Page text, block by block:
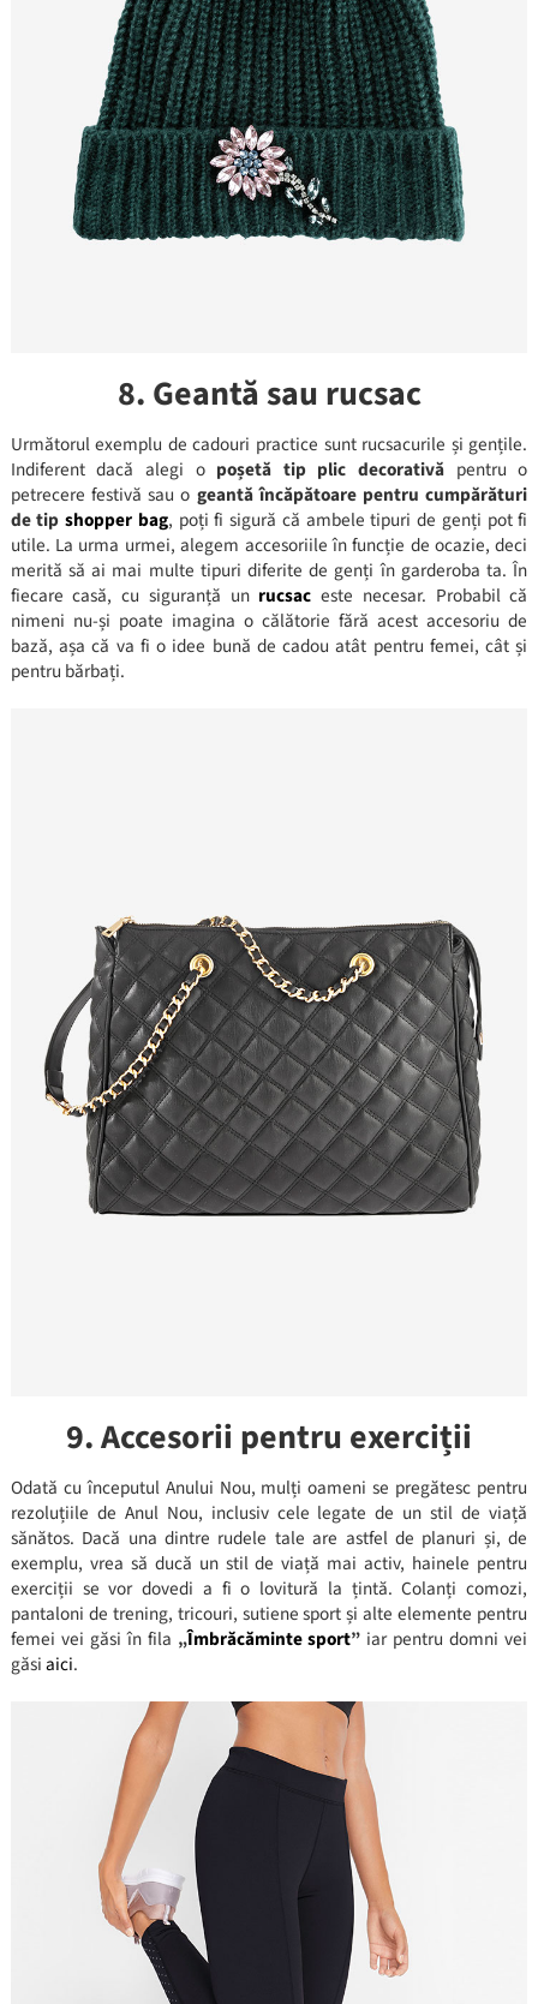
8. Geantă sau rucsac
Următorul exemplu de cadouri practice sunt rucsacurile și gențile.
Indiferent dacă alegi o poșetă tip plic decorativă pentru o
petrecere festivă sau o geantă încăpătoare pentru cumpărături
de tipshopper bag, poți fi sigură că ambele tipuri de genți pot fi
utile. La urma urmei, alegem accesoriile în funcție de ocazie, deci
merită să ai mai multe tipuri diferite de genți în garderoba ta. În
fiecare casă, cu siguranță un rucsac este necesar. Probabil că
nimeni nu-și poate imagina o călătorie fără acest accesoriu de
bază, așa că va fi o idee bună de cadou atât pentru femei, cât și
pentru bărbați.
9. Accesorii pentru exerciții
Odată cu începutul Anului Nou, mulți oameni se pregătesc pentru
rezoluțiile de Anul Nou, inclusiv cele legate de un stil de viață
sănătos. Dacă una dintre rudele tale are astfel de planuri și, de
exemplu, vrea să ducă un stil de viață mai activ, hainele pentru
exerciții se vor dovedi a fi o lovitură la țintă. Colanți comozi,
pantaloni de trening, tricouri, sutiene sport și alte elemente pentru
femei vei găsi în fila „Îmbrăcăminte sport” iar pentru domni vei
găsiaici.